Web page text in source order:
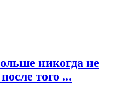
никогда не
того ...